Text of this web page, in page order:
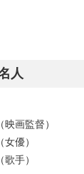
人
画監督）
優）
手）